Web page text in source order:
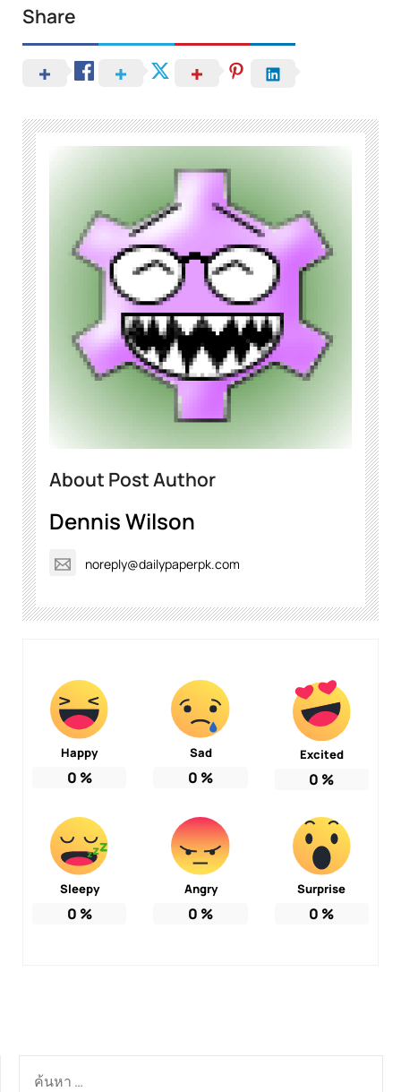
Share
About Post Author
Dennis Wilson
noreply@dailypaperpk.com
Happy
0 %
Sad
0 %
Excited
0 %
Sleepy
0 %
Angry
0 %
Surprise
0 %
สำหรับ: